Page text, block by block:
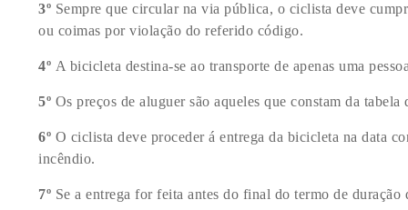
3º Sempre que circular na via pública, o ciclista deve
ou coimas por violação do referido código.
4º A bicicleta destina-se ao transporte de apenas uma
5º Os preços de aluguer são aqueles que constam da
6º O ciclista deve proceder á entrega da bicicleta na data
incêndio.
7º Se a entrega for feita antes do final do termo de